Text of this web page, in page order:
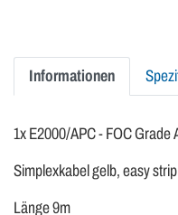
Informationen
1x E2000/APC - FOC Grade
Simplexkabel gelb, easy
Länge 9m